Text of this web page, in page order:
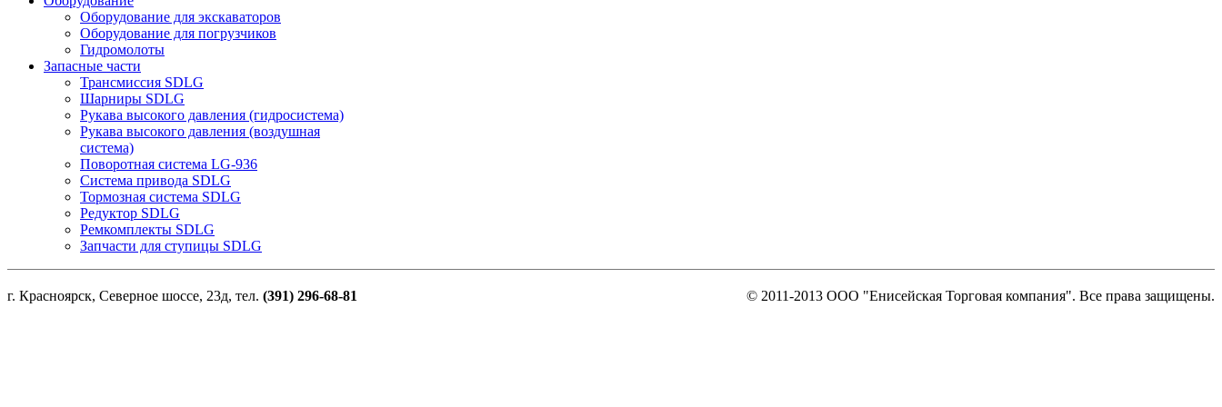
Оборудование для экскаваторов
Оборудование для погрузчиков
Гидромолоты
Запасные части
Трансмиссия SDLG
Шарниры SDLG
Рукава высокого давления (гидросистема)
Рукава высокого давления (воздушная
система)
Поворотная система LG-936
Система привода SDLG
Тормозная система SDLG
Редуктор SDLG
Ремкомплекты SDLG
Запчасти для ступицы SDLG
г. Красноярск, Северное шоссе, 23д, тел. (391) 296-68-81 © 2011-2013 ООО "Енисейская Торговая компания". Все права защищены.